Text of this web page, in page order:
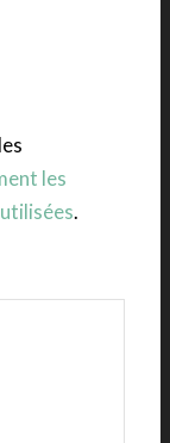
les
.